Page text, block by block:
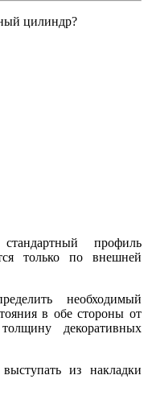
профиль
только по внешней
необходимый
в обе стороны от
декоративных
из накладки